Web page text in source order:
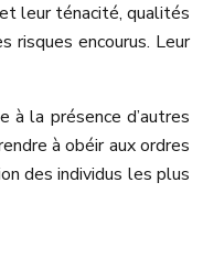
leur ténacité, qualités
risques encourus. Leur
la présence d’autres
à obéir aux ordres
des individus les plus